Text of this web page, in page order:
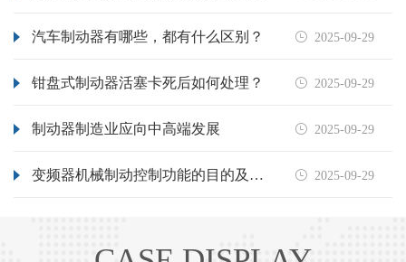
汽车制动器有哪些，都有什么区别？  2025-09-29
钳盘式制动器活塞卡死后如何处理？  2025-09-29
制动器制造业应向中高端发展  2025-09-29
变频器机械制动控制功能的目的及应用  2025-09-29